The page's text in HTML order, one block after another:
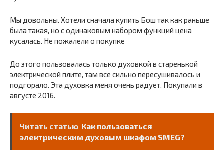
Мы довольны. Хотели сначала купить Бош так как раньше
была такая, но с одинаковым набором функций цена
кусалась. Не пожалели о покупке
До этого пользовалась только духовкой в старенькой
электрической плите, там все сильно пересушивалось и
подгорало. Эта духовка меня очень радует. Покупали в
августе 2016.
Читать статью Как пользоваться
электрическим духовым шкафом SMEG?